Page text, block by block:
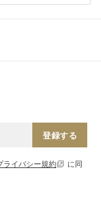
登録する
ライバシー規約
に同